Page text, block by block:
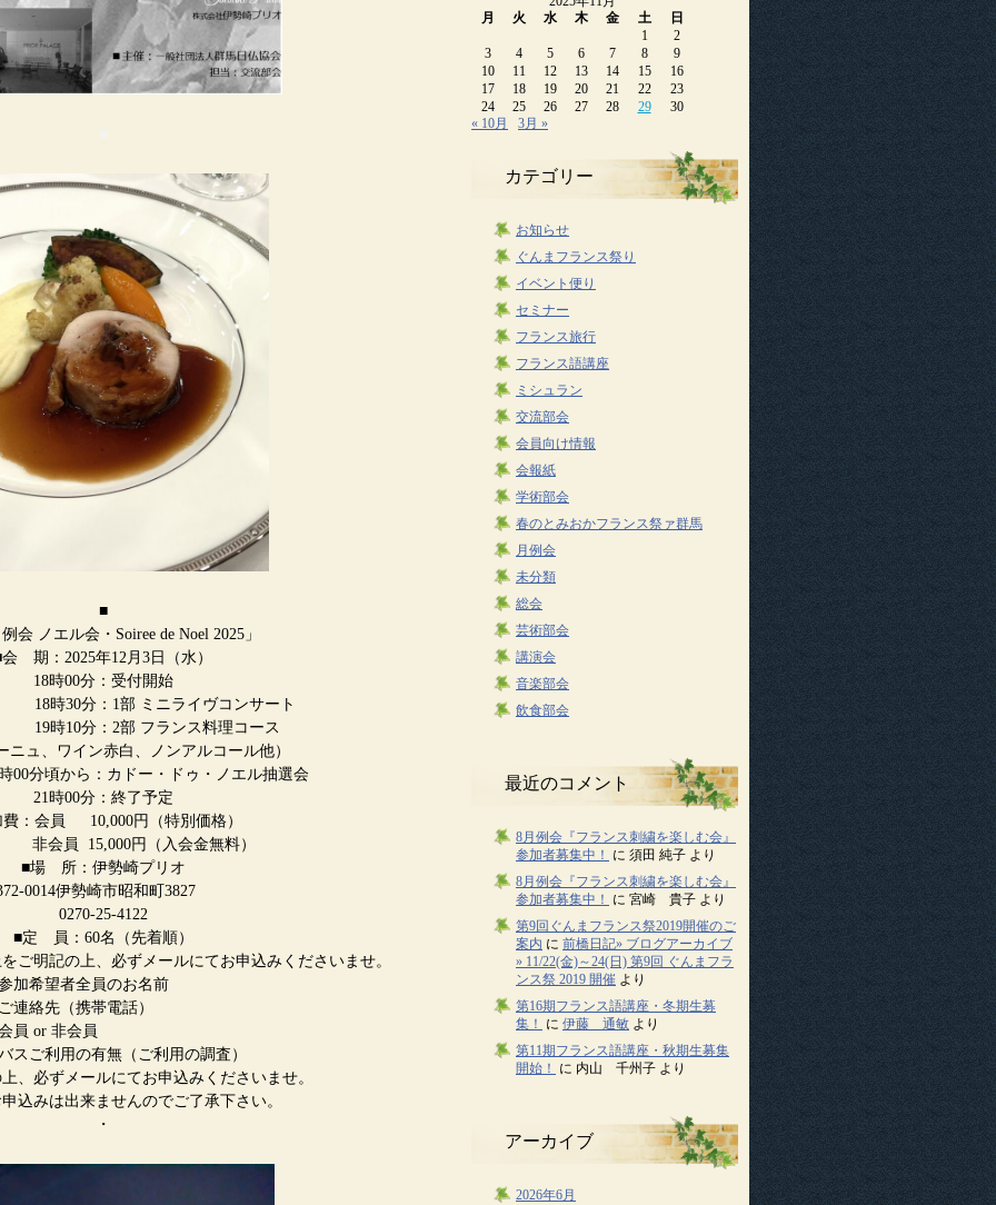
■
会 ノエル会・Soiree de Noel 2025」
期：2025年12月3日（水）
18時00分：受付開始
：1部 ミニライヴコンサート
：2部 フランス料理コース
ニュ、ワイン赤白、ノンアルコール他）
ー・ドゥ・ノエル抽選会
21時00分：終了予定
費：会員 10,000円（特別価格）
15,000円（入会金無料）
■場 所：伊勢崎プリオ
0014伊勢崎市昭和町3827
0270-25-4122
■定 員：60名（先着順）
ご明記の上、必ずメールにてお申込みくださいませ。
員のお名前
帯電話）
会員
（ご利用の調査）
、必ずメールにてお申込みくださいませ。
込みは出来ませんのでご了承下さい。
・
月
火 水 木 金 土
日
1
2
3
4 5 6 7 8
9
10
11 12 13 14 15
16
17
18 19 20 21 22
23
24
25 26 27 28 29
30
« 10月
3月 »
カテゴリー
お知らせ
ぐんまフランス祭り
イベント便り
セミナー
フランス旅行
フランス語講座
ミシュラン
交流部会
会員向け情報
会報紙
学術部会
春のとみおかフランス祭ァ群馬
月例会
未分類
総会
芸術部会
講演会
音楽部会
飲食部会
最近のコメント
8月例会『フランス刺繍を楽しむ会』
参加者募集中！
に 須田 純子 より
8月例会『フランス刺繍を楽しむ会』
参加者募集中！
に 宮崎 貴子 より
第9回ぐんまフランス祭2019開催のご
案内 に 前橋日記» ブログアーカイブ
» 11/22(金)～24(日) 第9回 ぐんまフラ
ンス祭 2019 開催 より
第16期フランス語講座・冬期生募
集！
に 伊藤 通敏 より
第11期フランス語講座・秋期生募集
開始！
に 内山 千州子 より
アーカイブ
2026年6月